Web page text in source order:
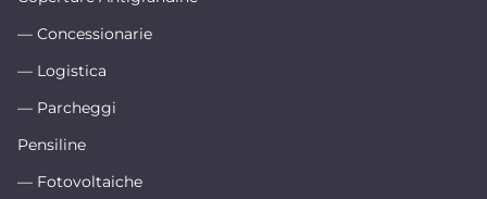
— Concessionarie
— Logistica
— Parcheggi
Pensiline
— Fotovoltaiche